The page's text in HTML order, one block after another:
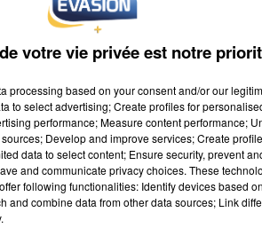
partout en France ce week-
sont annoncées. A Dreux par
votre vie privée est notre
processing based on your consent and/or our
to select advertising; Create profiles for
performance; Measure content performance;
Develop and improve services; Create
data to select content; Ensure security, prevent
and communicate privacy choices. These
following functionalities: Identify devices based
and combine data from other data sources; Link